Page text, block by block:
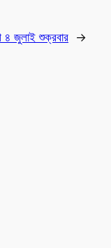
৪ জুলাই শুক্রবার →